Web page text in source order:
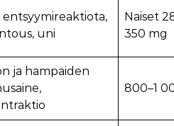
entsyymireaktiota,
uni
Naiset
350 mg
ja hampaiden
800–1